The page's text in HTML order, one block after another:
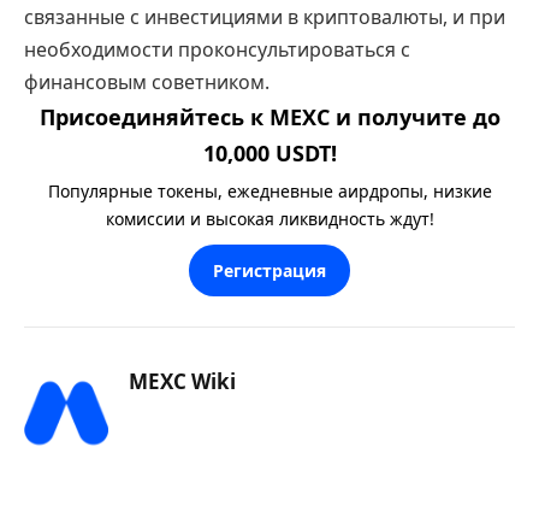
связанные с инвестициями в криптовалюты, и при
необходимости проконсультироваться с
финансовым советником.
Присоединяйтесь к MEXC и получите до
10,000 USDT!
Популярные токены, ежедневные аирдропы, низкие
комиссии и высокая ликвидность ждут!
Регистрация
MEXC Wiki